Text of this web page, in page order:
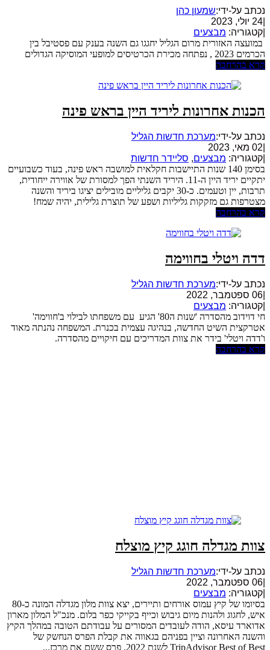
נכתב על-ידי:שמעון כהן
24 יולי, 2023
קטגוריה: מבצעים
במועצה האזורית מרום הגליל יחגגו גם השנה בענק עם פסטיבל בין
הכרמים 2023 , נפתחה מכירת הכרטיסים למופעי המוסיקה הגדולים
קרא בהרחבה
הכנות אחרונות ליריד היין בראש פינה
נכתב על-ידי:מערכת חדשות הגליל
02 מאי, 2023
קטגוריה: מבצעים, סליידר חדשות
בסימן 140 שנות התיישבות חקלאית למושבה ראש פינה, בעוד כשבועיים
יתקיים יריד היין ה-11. היריד השנתי הפך למסורת של אווירה ייחודית,
תרבות, יין וטעמים. כ-30 יקבים גליליים מובילים יציגו ביריד והשנה
מצטרפות גם מזקקות גליליות ושפע של תוצרת גלילית, יהיה שמח!
קרא בהרחבה
דדה ויטלי בחווימה
נכתב על-ידי:מערכת חדשות הגליל
06 ספטמבר, 2022
קטגוריה: מבצעים
חי דוידוב מהסדרה 'שנות ה80' הגיע עם משפחתו לבילוי ב'חווימה'
אטרקצית השיט החדשה, בנהיגה עצמית בכנרת. המשפחה נהנתה מאוד
ו'דדה ויטלי' בידר את צוות המדריכים עם חיקויים מהסדרה.
קרא בהרחבה
צוות מגדלה חוגג קיץ מוצלח
נכתב על-ידי:מערכת חדשות הגליל
06 ספטמבר, 2022
קטגוריה: מבצעים
בסיומו של קיץ עמוס אורחים ותיירים, יצא צוות מלון מגדלה המונה כ-80
איש, לחגוג ולהנות מיום גיבוש וכייף בקייקי כפר בלום. מנכ"ל המלון מארון
אדוארד עיסא, הודה לעובדים המסורים על עבודתם הטובה במהלך הקיץ
והשנה האחרונה וציין בפניהם בגאווה את קבלת הפרס הנחשק של
TripAdvisor Best of Best לשנת 2022, פרס ששם את מרכז...